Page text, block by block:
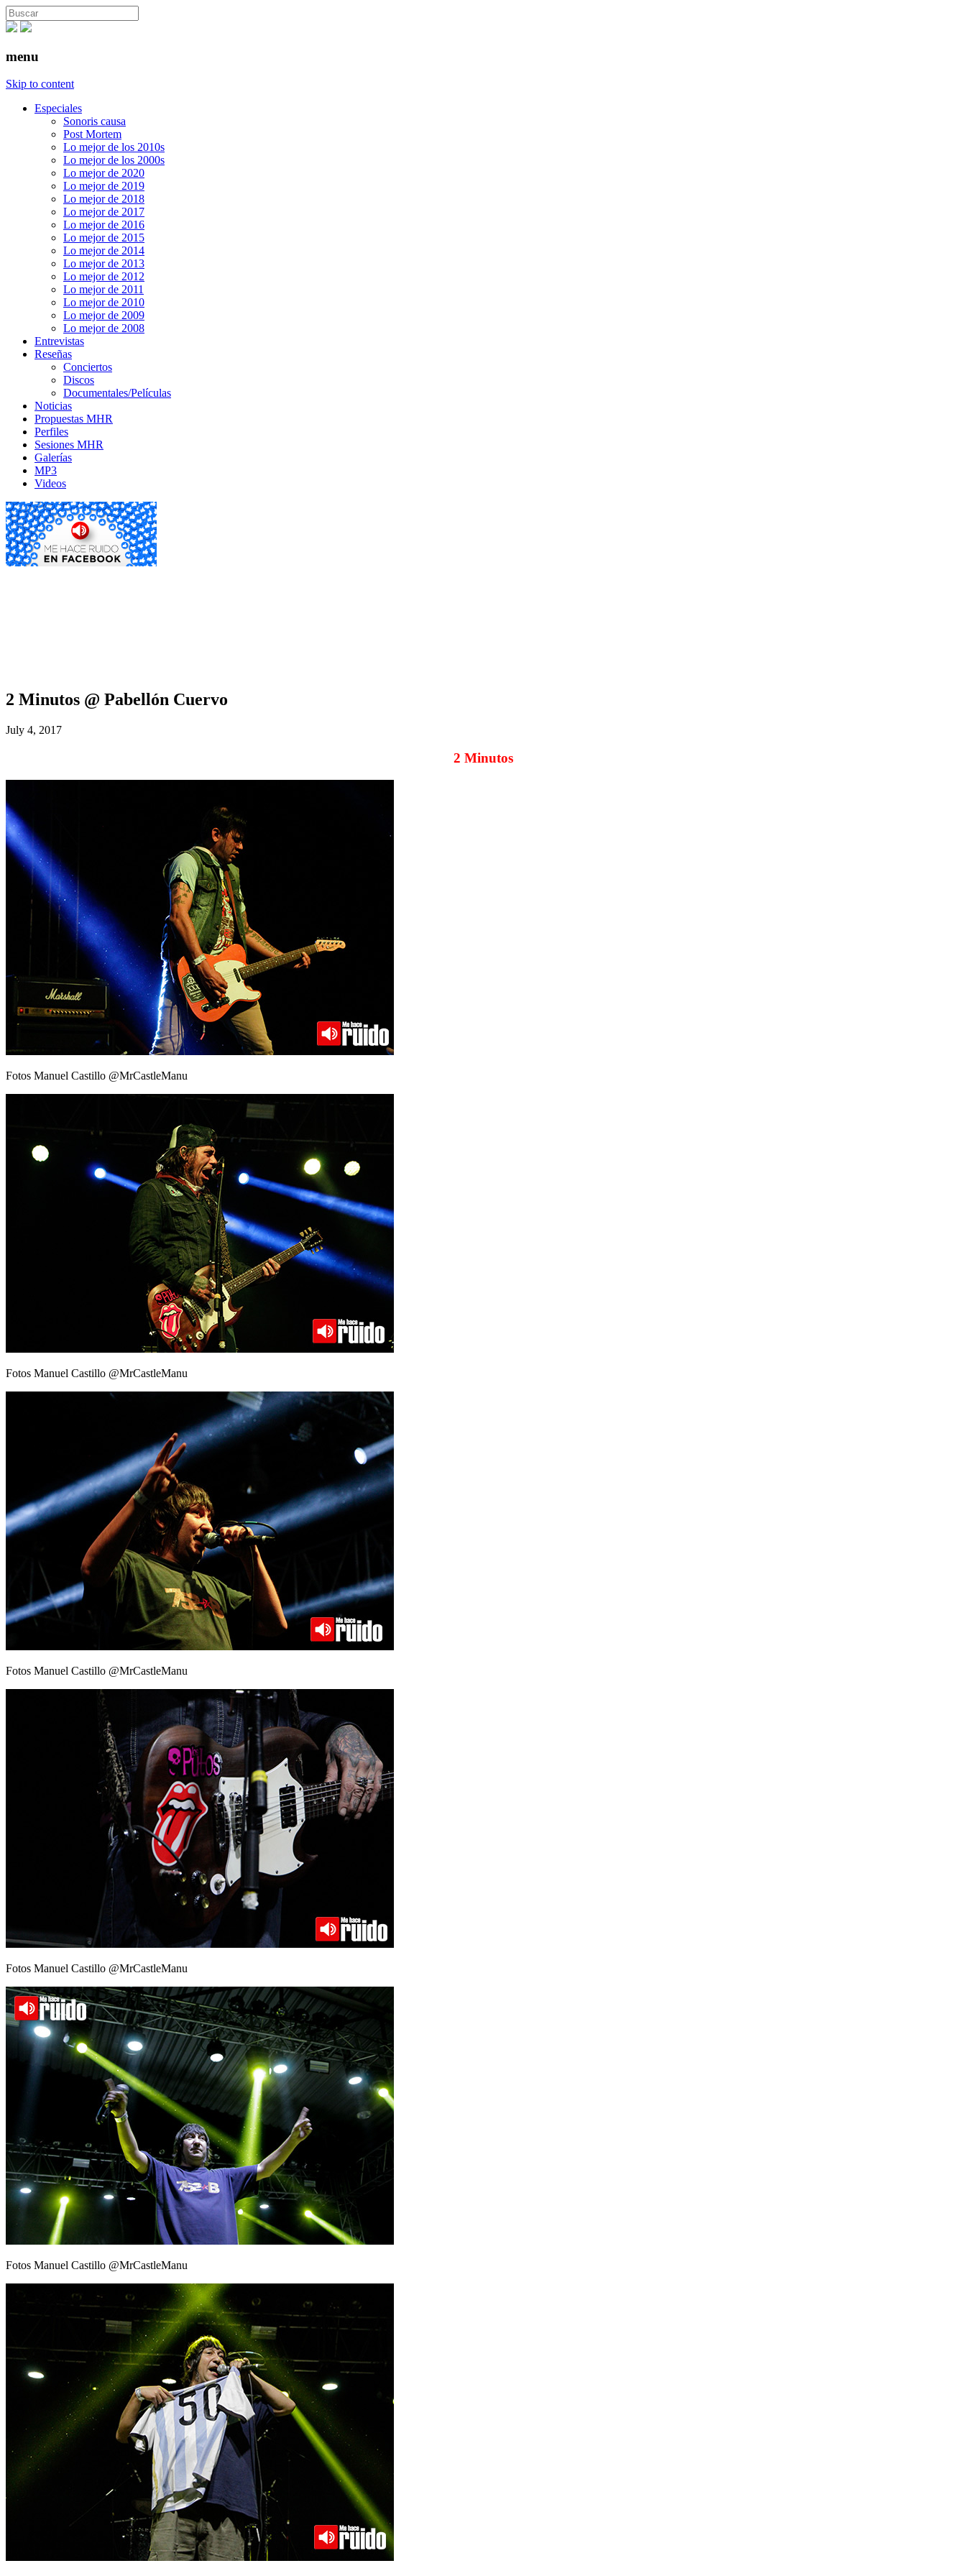
menu
Skip to content
Especiales
Sonoris causa
Post Mortem
Lo mejor de los 2010s
Lo mejor de los 2000s
Lo mejor de 2020
Lo mejor de 2019
Lo mejor de 2018
Lo mejor de 2017
Lo mejor de 2016
Lo mejor de 2015
Lo mejor de 2014
Lo mejor de 2013
Lo mejor de 2012
Lo mejor de 2011
Lo mejor de 2010
Lo mejor de 2009
Lo mejor de 2008
Entrevistas
Reseñas
Conciertos
Discos
Documentales/Películas
Noticias
Propuestas MHR
Perfiles
Sesiones MHR
Galerías
MP3
Videos
2 Minutos @ Pabellón Cuervo
July 4, 2017
2 Minutos
Fotos Manuel Castillo @MrCastleManu
Fotos Manuel Castillo @MrCastleManu
Fotos Manuel Castillo @MrCastleManu
Fotos Manuel Castillo @MrCastleManu
Fotos Manuel Castillo @MrCastleManu